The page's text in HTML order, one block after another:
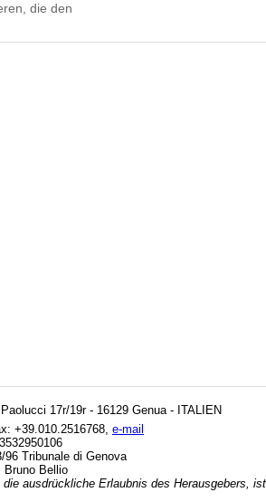
die den
17r/19r - 16129 Genua - ITALIEN
+39.010.2516768, e-mail
96 Tribunale di Genova
Bruno Bellio
ausdrückliche Erlaubnis des Herausgebers,